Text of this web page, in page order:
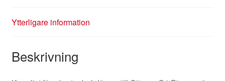
Ytterligare information
Beskrivning